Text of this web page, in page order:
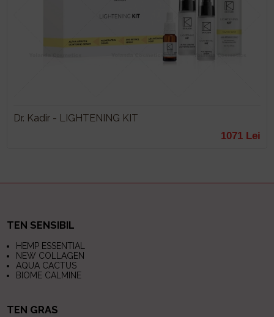
Dr. Kadir - LIGHTENING KIT
1071 Lei
TEN SENSIBIL
HEMP ESSENTIAL
NEW COLLAGEN
AQUA CACTUS
BIOME CALMINE
TEN GRAS